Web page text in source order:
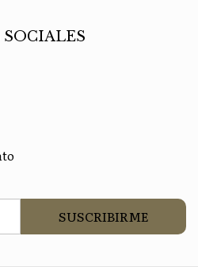
SOCIALES
SUSCRIBIRME